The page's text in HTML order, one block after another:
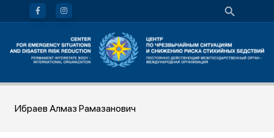
Ибраев Алмаз Рамазанович